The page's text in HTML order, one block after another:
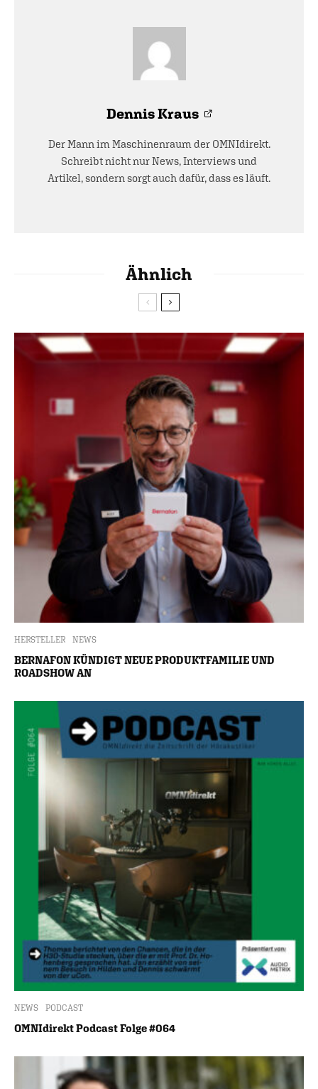
Dennis Kraus
Der Mann im Maschinenraum der OMNIdirekt.
Schreibt nicht nur News, Interviews und
Artikel, sondern sorgt auch dafür, dass es läuft.
Ähnlich
HERSTELLER NEWS
BERNAFON KÜNDIGT NEUE PRODUKTFAMILIE UND
ROADSHOW AN
NEWS PODCAST
OMNIdirekt Podcast Folge #064